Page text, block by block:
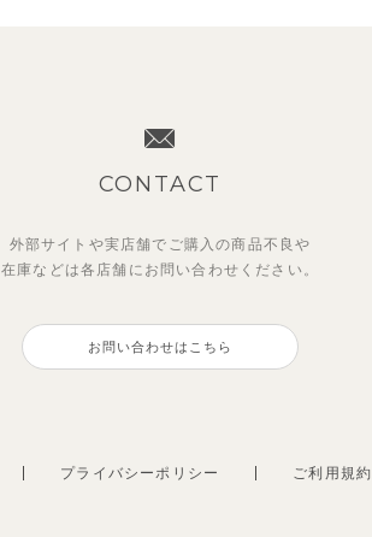
CONTACT
外部サイトや実店舗でご購入の商品不良や
在庫などは各店舗に お問い合わせください。
お問い合わせはこちら
プライバシーポリシー ご利用規約